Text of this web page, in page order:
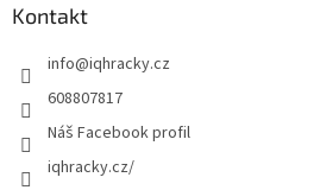
Kontakt
info@iqhracky.cz
608807817
Náš Facebook profil
iqhracky.cz/